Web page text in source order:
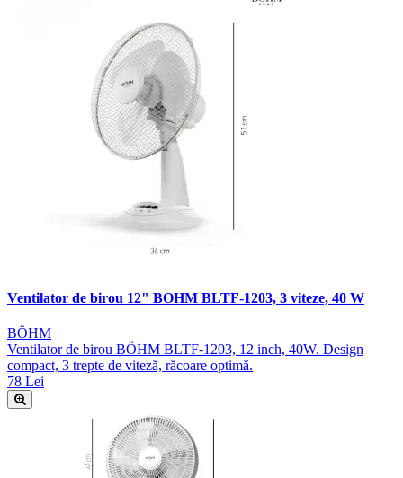
Ventilator de birou 12" BOHM BLTF-1203, 3 viteze, 40 W
BÖHM
Ventilator de birou BÖHM BLTF-1203, 12 inch, 40W. Design
compact, 3 trepte de viteză, răcoare optimă.
78 Lei